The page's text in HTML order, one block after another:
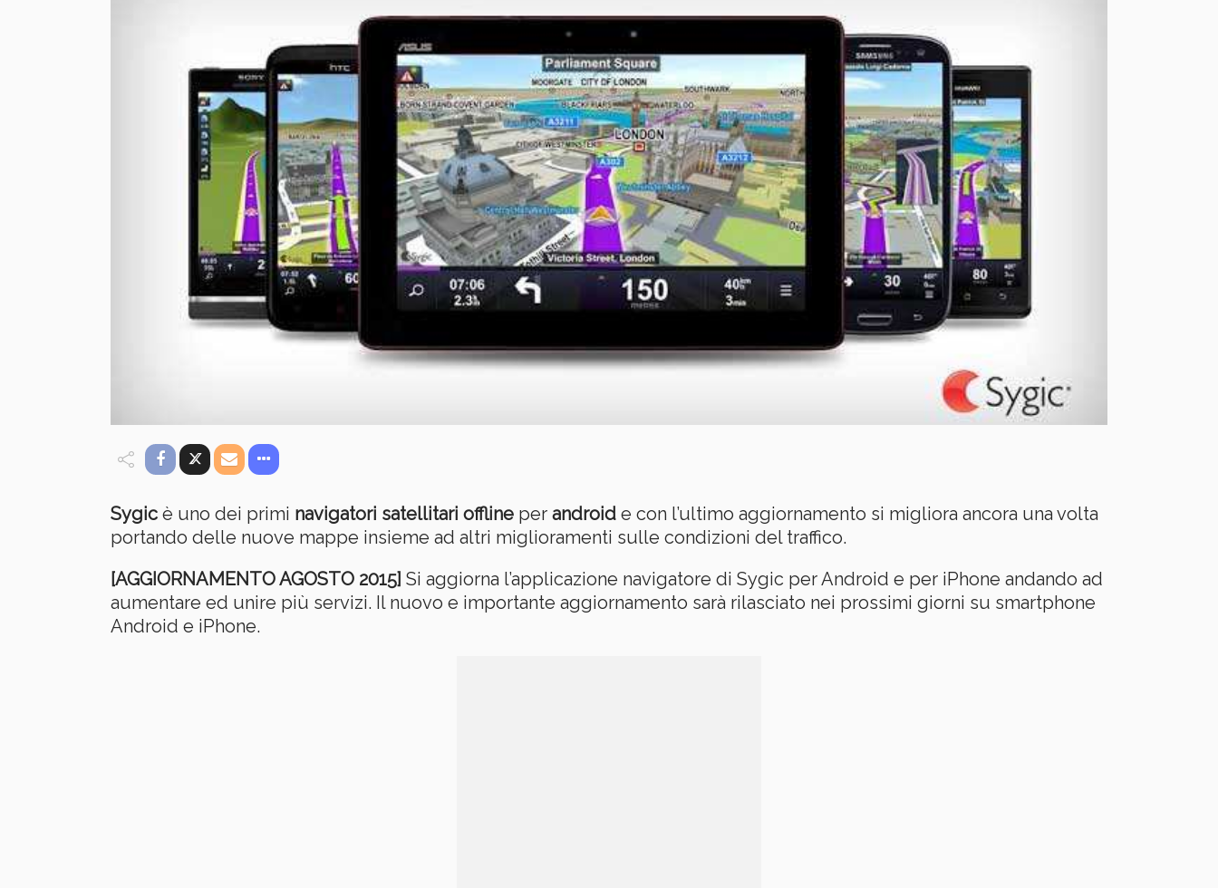
Sygic è uno dei primi navigatori satellitari offline per android e con l’ultimo aggiornamento si migliora ancora una volta
portando delle nuove mappe insieme ad altri miglioramenti sulle condizioni del traffico.
[AGGIORNAMENTO AGOSTO 2015] Si aggiorna l’applicazione navigatore di Sygic per Android e per iPhone andando ad
aumentare ed unire più servizi. Il nuovo e importante aggiornamento sarà rilasciato nei prossimi giorni su smartphone
Android e iPhone.